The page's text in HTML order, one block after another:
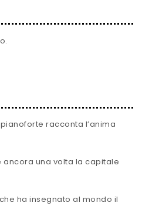
racconta l’anima
una volta la capitale
ha insegnato al mondo il